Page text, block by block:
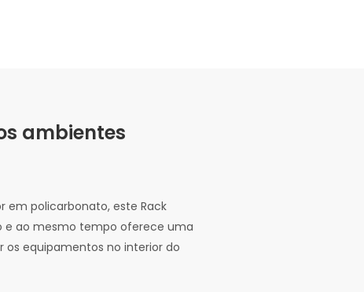
ambientes
em policarbonato, este Rack
e ao mesmo tempo oferece uma
os equipamentos no interior do